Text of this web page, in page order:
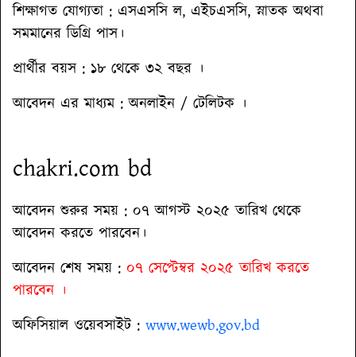
শিক্ষাগত যোগ্যতা : এসএসসি ল, এইচএসসি, স্নাতক অথবা
সমমানের ডিগ্রি পাস।
প্রার্থীর বয়স : ১৮ থেকে ৩২ বছর ।
আবেদন এর মাধ্যম :অনলাইন / টেলিটক ।
chakri.com bd
আবেদন শুরুর সময় : ০৭ আগস্ট ২০২৫ তারিখ থেকে
আবেদন করতে পারবেন।
আবেদন শেষ সময় : ০৭ সেপ্টেম্বর ২০২৫ তারিখ করতে
পারবেন ।
অফিসিয়াল ওয়েবসাইট: www.wewb.gov.bd